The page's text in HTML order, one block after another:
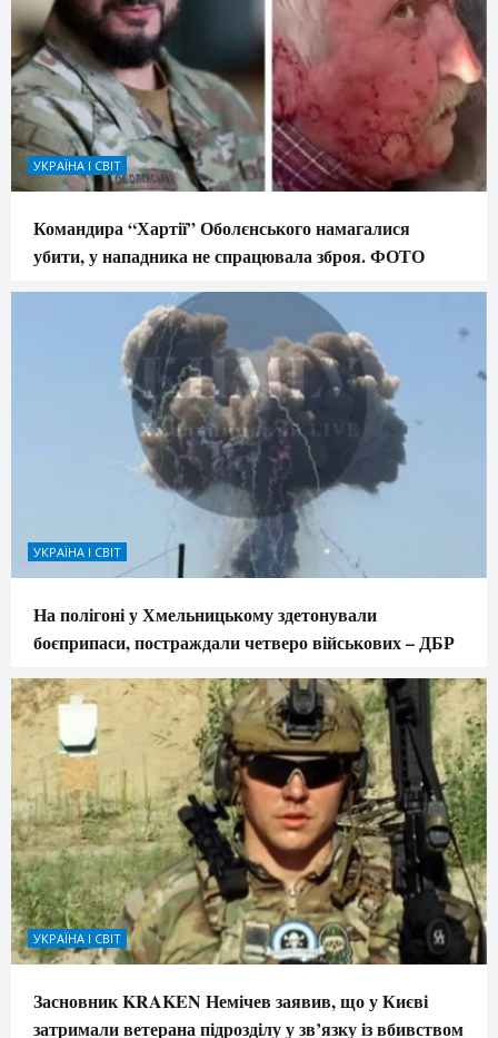
УКРАЇНА І СВІТ
Командира “Хартії” Оболєнського намагалися
убити, у нападника не спрацювала зброя. ФОТО
УКРАЇНА І СВІТ
На полігоні у Хмельницькому здетонували
боєприпаси, постраждали четверо військових – ДБР
УКРАЇНА І СВІТ
Засновник KRAKEN Немічев заявив, що у Києві
затримали ветерана підрозділу у зв’язку із вбивством